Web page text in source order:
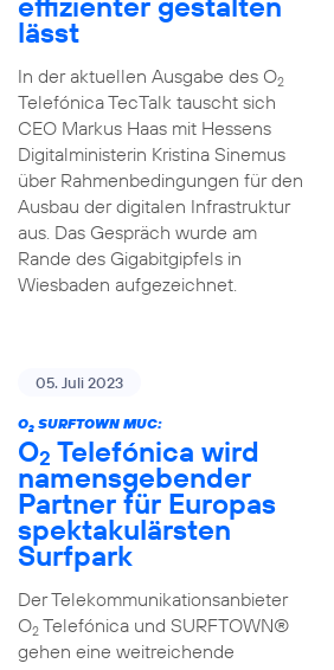
lässt
In der aktuellen Ausgabe des O2
Telefónica TecTalk tauscht sich
CEO Markus Haas mit Hessens
Digitalministerin Kristina Sinemus
über Rahmenbedingungen für den
Ausbau der digitalen Infrastruktur
aus. Das Gespräch wurde am
Rande des Gigabitgipfels in
Wiesbaden aufgezeichnet.
05. Juli 2023
O2SURFTOWN MUC:
O2 Telefónica wird
namensgebender
Partner für Europas
spektakulärsten
Surfpark
Der Telekommunikationsanbieter
O2Telefónica und SURFTOWN®
gehen eine weitreichende